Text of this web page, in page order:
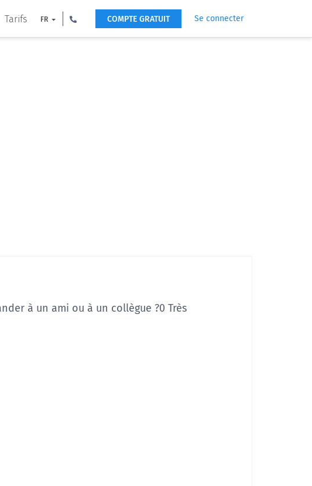
Tarifs FR COMPTE GRATUIT Se connecter
à un ami ou à un collègue ?0 Très